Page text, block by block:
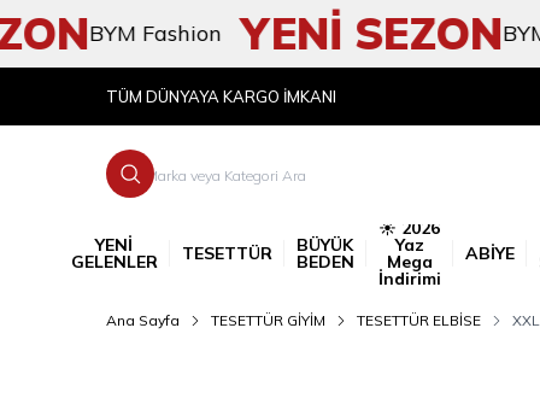
BYM Fashion YENİ SEZONBYM
TÜM DÜNYAYA KARGO İMKANI
YENİ
GELENLER TESETTÜR BÜYÜK
BEDEN
☀️ 2026
Yaz
Mega
İndirimi
ABİYE
Ana Sayfa TESETTÜR GİYİM TESETTÜR ELBİSE